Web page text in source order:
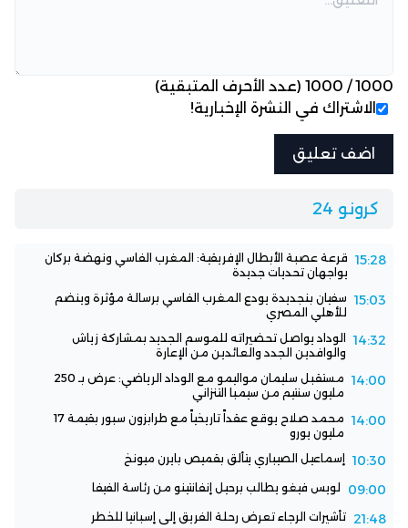
1000
/
1000 (عدد الأحرف المتبقية)
الاشتراك في النشرة الإخبارية!
كرونو 24
15:28 قرعة عصبة الأبطال الإفريقية: المغرب الفاسي ونهضة بركان
يواجهان تحديات جديدة
15:03 سفيان بنجديدة يودع المغرب الفاسي برسالة مؤثرة وينضم
للأهلي المصري
14:32
الوداد يواصل تحضيراته للموسم الجديد بمشاركة زياش
والوافدين الجدد والعائدين من الإعارة
14:00
مستقبل سليمان مواليمو مع الوداد الرياضي: عرض بـ 250
مليون سنتيم من سيمبا التنزاني
14:00
محمد صلاح يوقع عقداً تاريخياً مع طرابزون سبور بقيمة 17
مليون يورو
10:30 إسماعيل الصيباري يتألق بقميص بايرن ميونخ
09:00 لويس فيغو يطالب برحيل إنفانتينو من رئاسة الفيفا
21:48 تأشيرات الرجاء تعرض رحلة الفريق إلى إسبانيا للخطر